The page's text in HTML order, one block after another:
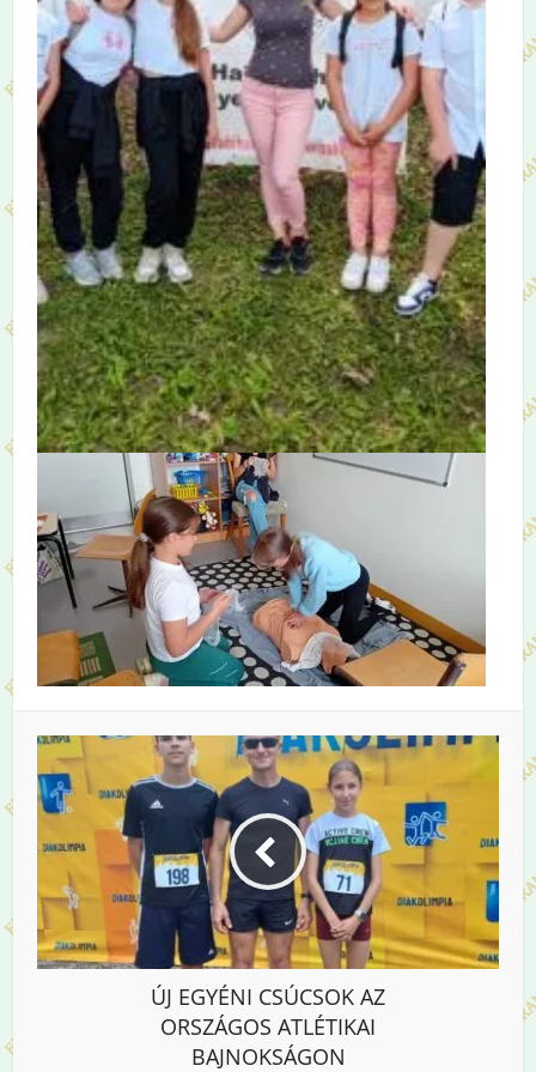
ÚJ EGYÉNI CSÚCSOK AZ
ORSZÁGOS ATLÉTIKAI
BAJNOKSÁGON